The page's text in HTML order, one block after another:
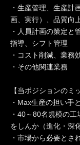
・生産管理、生産計
画、実行）、品質向
・人員計画の策定と
指導、シフト管理
・コスト削減、業務
・その他関連業務
【当ポジションのミ
・Max生産の担い手
・40～80名規模の
をしんか（進化・深
・市場から必要とさ